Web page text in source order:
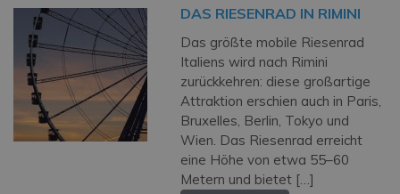
DAS RIESENRAD IN RIMINI
Das größte mobile Riesenrad
Italiens wird nach Rimini
zurückkehren: diese großartige
Attraktion erschien auch in Paris,
Bruxelles, Berlin, Tokyo und
Wien. Das Riesenrad erreicht
eine Höhe von etwa 55–60
Metern und bietet […]